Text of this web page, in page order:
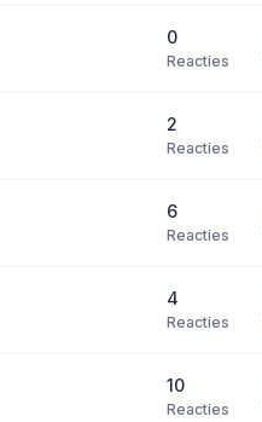
0
Reacties
2
Reacties
6
Reacties
4
Reacties
10
Reacties